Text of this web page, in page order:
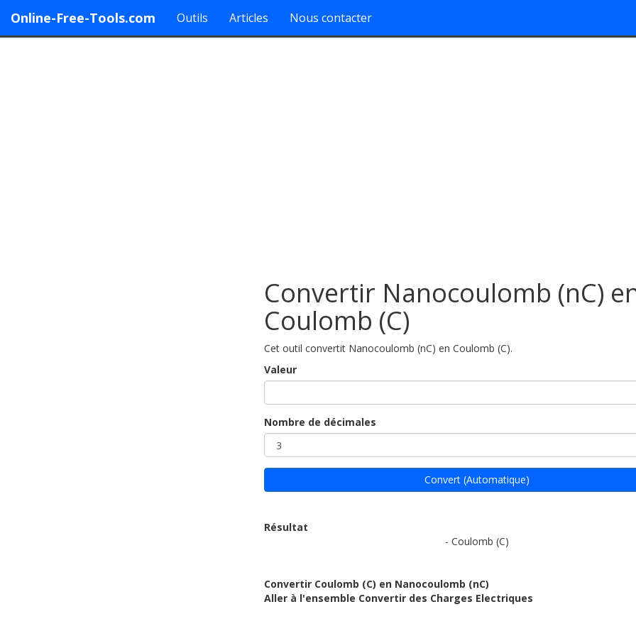
Online-Free-Tools.com Outils Articles Nous contacter
Convertir Nanocoulomb (nC)
Coulomb (C)
Cet outil convertit Nanocoulomb (nC) en Coulomb (C).
Valeur
Nombre de décimales
Convert (Automatique)
Résultat
- Coulomb (C)
Convertir Coulomb (C) en Nanocoulomb (nC)
Aller à l'ensemble Convertir des Charges Electriques